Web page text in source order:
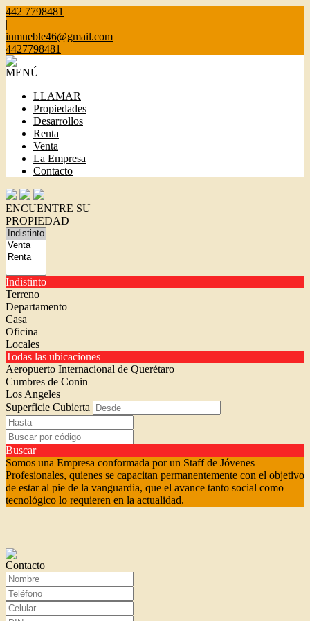
442 7798481
|
inmueble46@gmail.com
4427798481
MENÚ
LLAMAR
Propiedades
Desarrollos
Renta
Venta
La Empresa
Contacto
ENCUENTRE SU
PROPIEDAD
Indistinto
Terreno
Departamento
Casa
Oficina
Locales
Todas las ubicaciones
Aeropuerto Internacional de Querétaro
Cumbres de Conin
Los Angeles
Superficie Cubierta
Buscar
Somos una Empresa conformada por un Staff de Jóvenes
Profesionales, quienes se capacitan permanentemente con el objetivo
de estar al pie de la vanguardia, que el avance tanto social como
tecnológico lo requieren en la actualidad.
Contacto